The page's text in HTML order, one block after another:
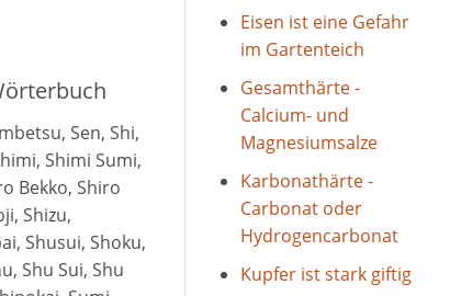
Sen, Shi,
Shimi Sumi,
Bekko, Shiro
Shizu,
Shusui, Shoku,
Shu Sui, Shu
Eisen ist eine Gefahr
im Gartenteich
Gesamthärte -
Calcium- und
Magnesiumsalze
Karbonathärte -
Carbonat oder
Hydrogencarbonat
Kupfer ist stark giftig